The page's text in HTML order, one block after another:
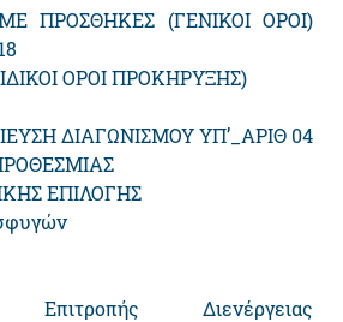
ΠΡΟΣΘΗΚΕΣ (ΓΕΝΙΚΟΙ ΟΡΟΙ)
ΟΡΟΙ ΠΡΟΚΗΡΥΞΗΣ)
ΔΙΑΓΩΝΙΣΜΟΥ ΥΠ’_ΑΡΙΘ 04
ΕΠΙΛΟΓΗΣ
Επιτροπής Διενέργειας